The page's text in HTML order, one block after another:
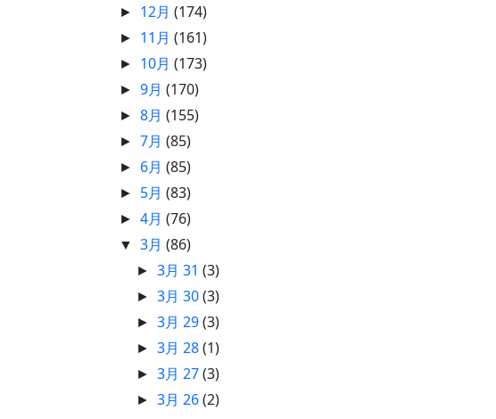
► 12月(174)
► 11月(161)
► 10月(173)
►9月(170)
►8月(155)
►7月(85)
► 6月(85)
► 5月(83)
►4月(76)
▼3月(86)
►3月 31(3)
►3月 30(3)
►3月 29(3)
►3月 28(1)
►3月 27(3)
►3月 26(2)